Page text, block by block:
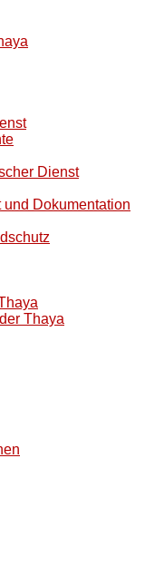
Dienst
Dokumentation
Thaya